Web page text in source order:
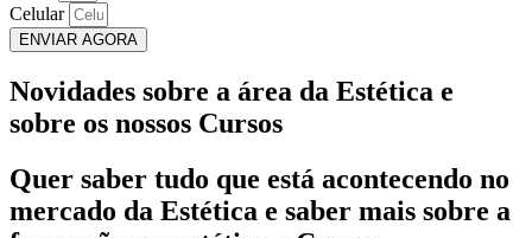
Celular
ENVIAR AGORA
Novidades sobre a área da Estética e
sobre os nossos Cursos
Quer saber tudo que está acontecendo no
mercado da Estética e saber mais sobre a